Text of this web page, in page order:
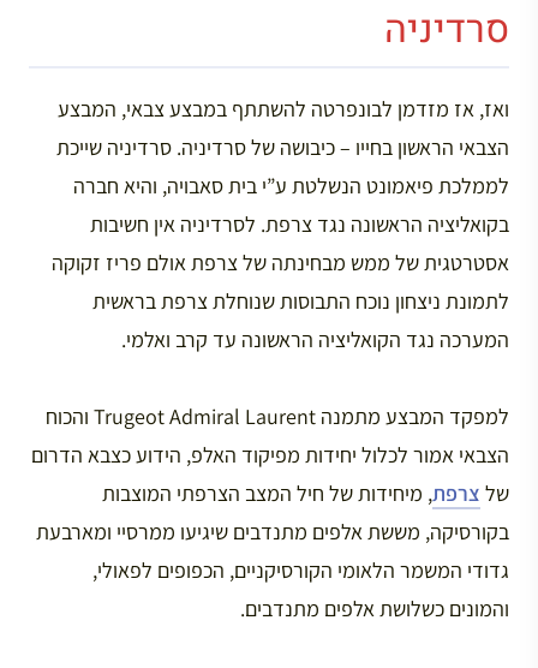
סרדיניה
ואז, אז מזדמן לבונפרטה להשתתף במבצע צבאי, המבצע
הצבאי הראשון בחייו – כיבושה של סרדיניה. סרדיניה שייכת
לממלכת פיאמונט הנשלטת ע”י בית סאבויה, והיא חברה
בקואליציה הראשונה נגד צרפת. לסרדיניה אין חשיבות
אסטרטגית של ממש מבחינתה של צרפת אולם פריז זקוקה
לתמונת ניצחון נוכח התבוסות שנוחלת צרפת בראשית
המערכה נגד הקואליציה הראשונה עד קרב ואלמי.
למפקד המבצע מתמנה Trugeot Admiral Laurent והכוח
הצבאי אמור לכלול יחידות מפיקוד האלפ, הידוע כצבא הדרום
של צרפת, מיחידות של חיל המצב הצרפתי המוצבות
בקורסיקה, מששת אלפים מתנדבים שיגיעו ממרסיי ומארבעת
גדודי המשמר הלאומי הקורסיקניים, הכפופים לפאולי,
והמונים כשלושת אלפים מתנדבים.